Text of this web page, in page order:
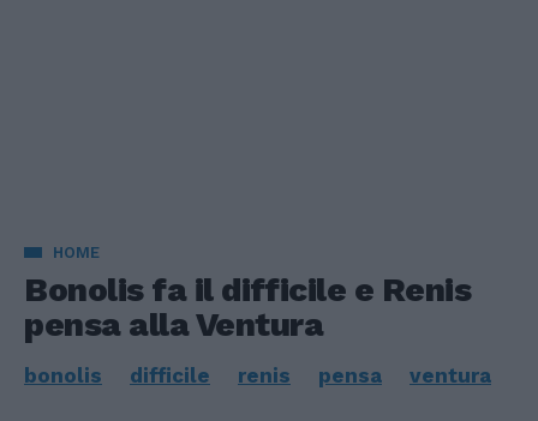
HOME
Bonolis fa il difficile e Renis
pensa alla Ventura
bonolis difficile renis pensa ventura